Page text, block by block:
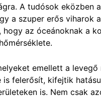
A tudósok eközben
a szuper erős viharok
hogy az óceánoknak a
emellett a levegő
is felerősít, kifejtik
is. Nem csak